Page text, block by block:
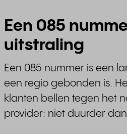
Een 085
uitstraling
Een 085 nummer is een
een regio gebonden is.
klanten bellen tegen het
provider: niet duurder